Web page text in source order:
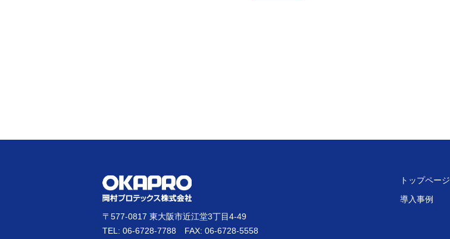
〒577-0817 東大阪市近江堂3丁目4-49
TEL: 06-6728-7788 FAX: 06-6728-5558
トップページ
導入事例